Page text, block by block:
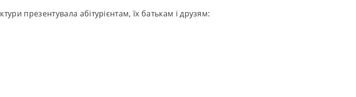
презентувала абітурієнтам, їх батькам і друзям: